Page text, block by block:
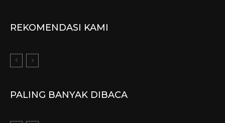
REKOMENDASI KAMI
PALING BANYAK DIBACA